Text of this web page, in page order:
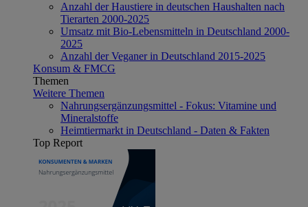
Anzahl der Haustiere in deutschen Haushalten nach
Tierarten 2000-2025
Umsatz mit Bio-Lebensmitteln in Deutschland 2000-
2025
Anzahl der Veganer in Deutschland 2015-2025
Konsum & FMCG
Themen
Weitere Themen
Nahrungsergänzungsmittel - Fokus: Vitamine und
Mineralstoffe
Heimtiermarkt in Deutschland - Daten & Fakten
Top Report